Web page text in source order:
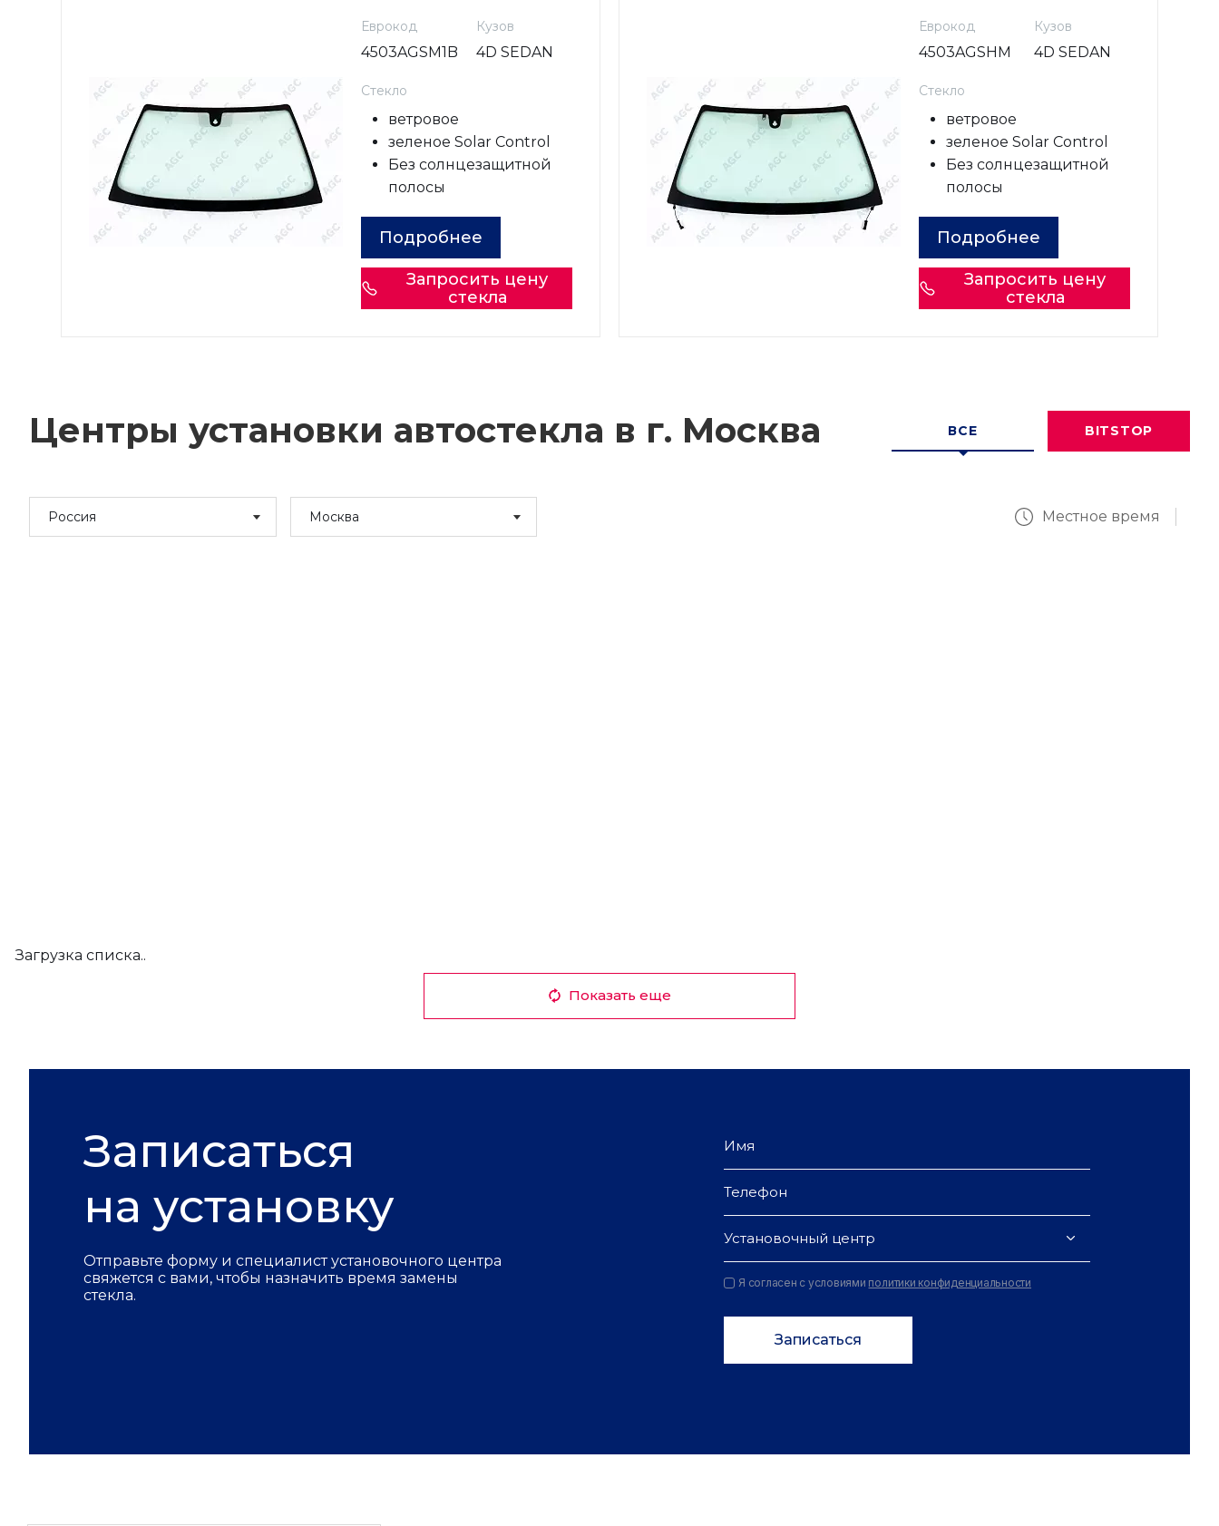
Еврокод
4503AGSM1B
Кузов
4D SEDAN
Стекло
ветровое
зеленое Solar Control
Без солнцезащитной
полосы
Подробнее
Запросить цену
стекла
Еврокод
4503AGSHM
Кузов
4D SEDAN
Стекло
ветровое
зеленое Solar Control
Без солнцезащитной
полосы
Подробнее
Запросить цену
стекла
Центры установки автостекла в г. Москва ВСЕ BITSTOP
Россия Москва Местное время
Загрузка списка..
Показать еще
Записаться
на установку
Отправьте форму и специалист установочного центра
свяжется с вами, чтобы назначить время замены
стекла.
Установочный центр
Я согласен с условиями политики конфиденциальности
Записаться